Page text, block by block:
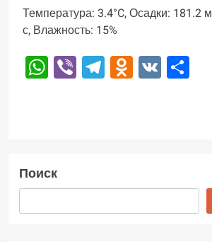
Температура: 3.4°C, Осадки: 181.2
с, Влажность: 15%
WhatsApp
ViberTelegram
VK
Поиск